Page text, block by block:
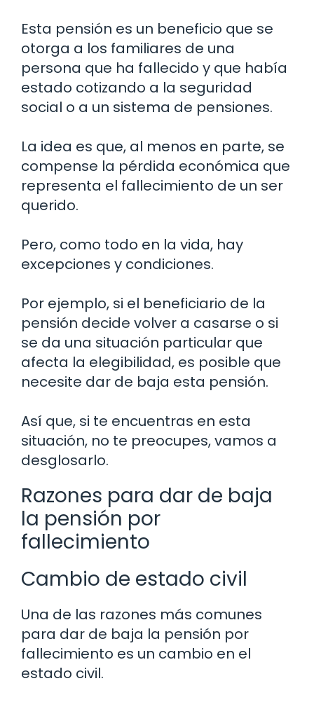
Esta pensión es un beneficio que se
otorga a los familiares de una
persona que ha fallecido y que había
estado cotizando a la seguridad
social o a un sistema de pensiones.
La idea es que, al menos en parte, se
compense la pérdida económica que
representa el fallecimiento de un ser
querido.
Pero, como todo en la vida, hay
excepciones y condiciones.
Por ejemplo, si el beneficiario de la
pensión decide volver a casarse o si
se da una situación particular que
afecta la elegibilidad, es posible que
necesite dar de baja esta pensión.
Así que, si te encuentras en esta
situación, no te preocupes, vamos a
desglosarlo.
Razones para dar de baja
la pensión por
fallecimiento
Cambio de estado civil
Una de las razones más comunes
para dar de baja la pensión por
fallecimiento es un cambio en el
estado civil.